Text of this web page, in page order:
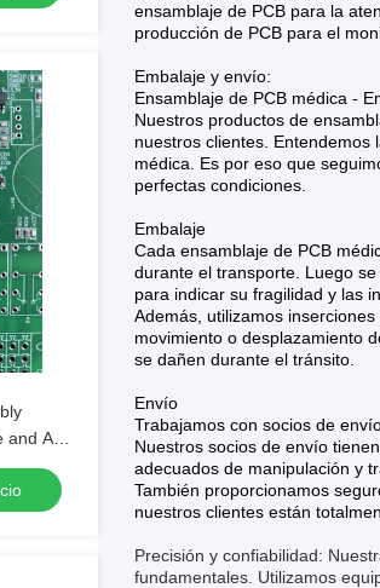
AOI
ensamblaje de PCB para la
producción de PCB para el
Embalaje y envío:
Ensamblaje de PCB médica -
Nuestros productos de
nuestros clientes.
médica. Es por eso que
perfectas condiciones.
Embalaje
Cada ensamblaje de PCB
durante el transporte. Luego
para indicar su fragilidad y las
Además, utilizamos
movimiento o desplazamiento
se dañen durante el tránsito.
Envío
Trabajamos con socios de
Nuestros socios de envío
adecuados de manipulación y
También proporcionamos
nuestros clientes están
Precisión y confiabilidad:
fundamentales. Utilizamos